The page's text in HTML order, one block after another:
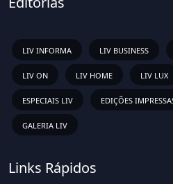
LIV INFORMA LIV BUSINESS
LIV ON LIV HOME LIV LUX
ESPECIAIS LIV EDIÇÕES
GALERIA LIV
Links Rápidos